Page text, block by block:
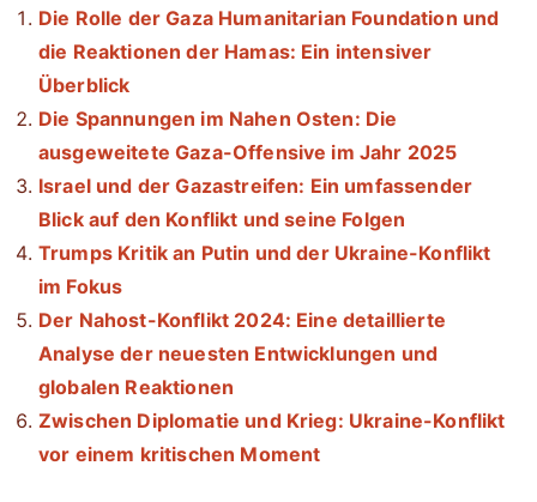
Die Rolle der Gaza Humanitarian Foundation und
die Reaktionen der Hamas: Ein intensiver
Überblick
Die Spannungen im Nahen Osten: Die
ausgeweitete Gaza-Offensive im Jahr 2025
Israel und der Gazastreifen: Ein umfassender
Blick auf den Konflikt und seine Folgen
Trumps Kritik an Putin und der Ukraine-Konflikt
im Fokus
Der Nahost-Konflikt 2024: Eine detaillierte
Analyse der neuesten Entwicklungen und
globalen Reaktionen
Zwischen Diplomatie und Krieg: Ukraine-Konflikt
vor einem kritischen Moment